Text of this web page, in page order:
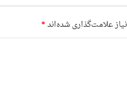
علامت‌گذاری شده‌اند*